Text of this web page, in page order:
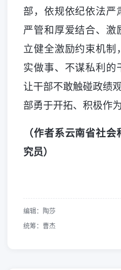
部，依规依纪依法严
严管和厚爱结合、激
立健全激励约束机制
实做事、不谋私利的
让干部不敢触碰政绩
部勇于开拓、积极作为
（作者系云南省社
究员）
编辑：陶莎
统筹：曹杰